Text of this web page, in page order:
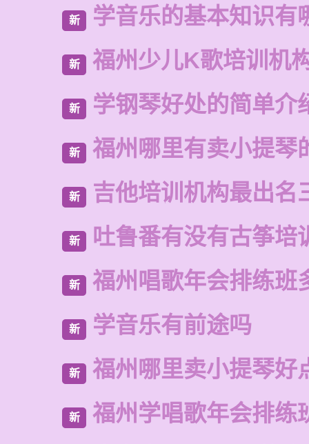
新 学音乐的基本知识有
新 福州少儿K歌培训机
新 学钢琴好处的简单介
新 福州哪里有卖小提琴
新 吉他培训机构最出名
新 吐鲁番有没有古筝培
新 福州唱歌年会排练班
新 学音乐有前途吗
新 福州哪里卖小提琴好
新 福州学唱歌年会排练